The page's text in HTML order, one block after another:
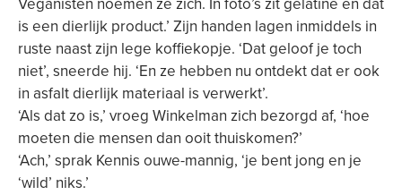
is een dierlijk product.’ Zijn handen lagen inmiddels in
ruste naast zijn lege koffiekopje. ‘Dat geloof je toch
niet’, sneerde hij. ‘En ze hebben nu ontdekt dat er ook
in asfalt dierlijk materiaal is verwerkt’.
‘Als dat zo is,’ vroeg Winkelman zich bezorgd af, ‘hoe
moeten die mensen dan ooit thuiskomen?’
‘Ach,’ sprak Kennis ouwe-mannig, ‘je bent jong en je
‘wild’ niks.’